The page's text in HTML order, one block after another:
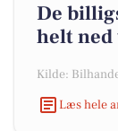
De
helt
Kilde:
Læs hele